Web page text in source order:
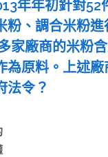
年年初針對52
粉、調合米粉
家廠商的米粉
為原料。上述
法令？